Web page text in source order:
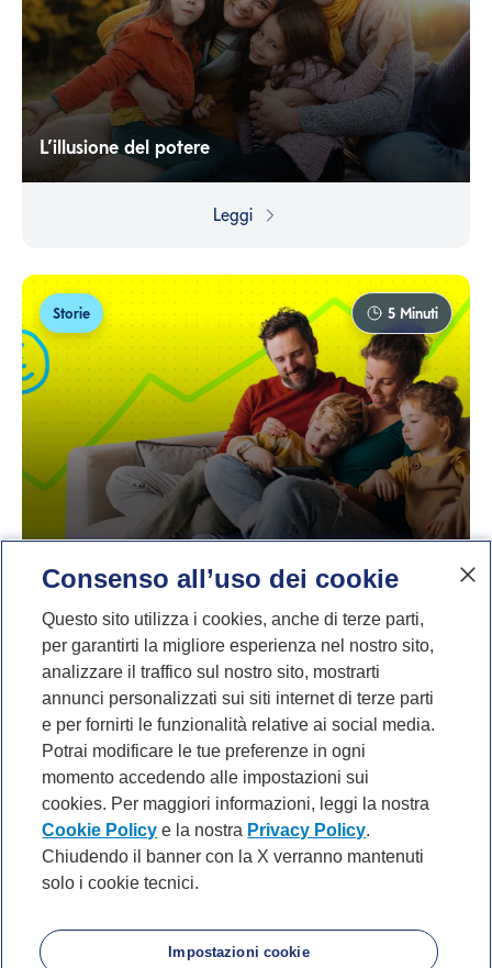
L’illusione del potere
Nella vita capita di sentirsi invincibili... Ma, anche in quei
quel che potrebbe andare storto.
Leggi
Storie 5 Minuti
Realizzare un sogno è possibile, se si guarda oltre ai
problemi con razionalità e pianificazione.
Leggi
Noi di Mediolanum
Mappa del sito
Consenso all’uso dei cookie
Questo sito utilizza i cookies, anche di terze parti,
per garantirti la migliore esperienza nel nostro sito,
analizzare il traffico sul nostro sito, mostrarti
annunci personalizzati sui siti internet di terze parti
e per fornirti le funzionalità relative ai social media.
Potrai modificare le tue preferenze in ogni
momento accedendo alle impostazioni sui
cookies. Per maggiori informazioni, leggi la nostra
Cookie Policy e la nostra Privacy Policy.
Chiudendo il banner con la X verranno mantenuti
solo i cookie tecnici.
Impostazioni cookie